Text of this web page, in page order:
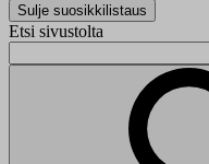
Sulje suosikkilistaus
Etsi sivustolta